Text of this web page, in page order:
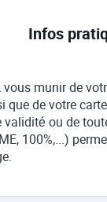
Infos
vous munir de
que de votre
validité ou de
100%,...)